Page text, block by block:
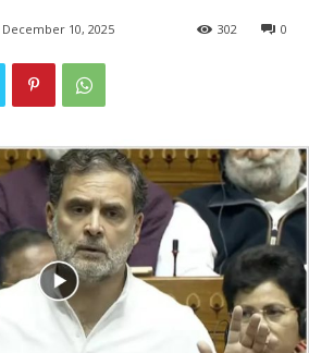
December 10, 2025 0
302